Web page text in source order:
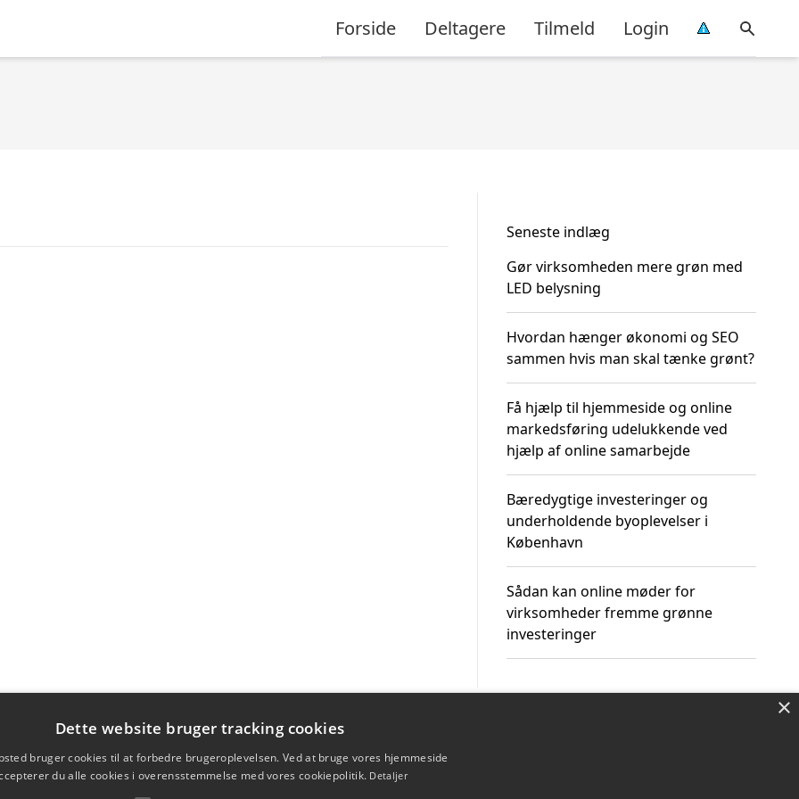
Forside Deltagere Tilmeld Login
Seneste indlæg
Gør virksomheden mere grøn med
LED belysning
Hvordan hænger økonomi og SEO
sammen hvis man skal tænke grønt?
Få hjælp til hjemmeside og online
markedsføring udelukkende ved
hjælp af online samarbejde
Bæredygtige investeringer og
underholdende byoplevelser i
København
Sådan kan online møder for
virksomheder fremme grønne
investeringer
×
Dette website bruger tracking cookies
bruger cookies til at forbedre brugeroplevelsen. Ved at bruge vores hjemmeside
du alle cookies i overensstemmelse med vores cookiepolitik. Detaljer